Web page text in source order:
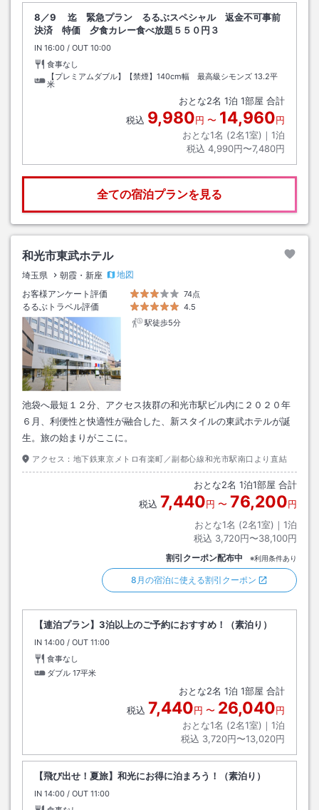
8／9 迄 緊急プラン るるぶスペシャル 返金不可事前
決済 特価 夕食カレー食べ放題５５０円３
IN チェックイン
16:00 / OUT チェックアウト
10:00
食事なし
【プレミアムダブル】【禁煙】140cm幅 最高級シモンズ 13.2平
米
おとな2名 1泊 1部屋 合計
税込 9,980円 〜 14,960円
おとな1名 (2名1室)｜ 1泊
税込 4,990円〜7,480円
全ての宿泊プランを見る
和光市東武ホテル
埼玉県 朝霞・新座
地図
お客様アンケート評価
74点
るるぶトラベル評価
4.5
駅徒歩5分
池袋へ最短１２分、アクセス抜群の和光市駅ビル内に２０２０年
６月、利便性と快適性が融合した、新スタイルの東武ホテルが誕
生。旅の始まりがここに。
アクセス： 地下鉄東京メトロ有楽町／副都心線和光市駅南口より直結
おとな2名 1泊1部屋 合計
税込 7,440円 〜 76,200円
おとな1名 (2名1室)｜ 1泊
税込 3,720円〜38,100円
割引クーポン配布中 ※利用条件あり
8月の宿泊に使える割引クーポン
【連泊プラン】3泊以上のご予約におすすめ！（素泊り）
IN チェックイン
14:00 / OUT チェックアウト
11:00
食事なし
ダブル 17平米
おとな2名 1泊 1部屋 合計
税込 7,440円 〜 26,040円
おとな1名 (2名1室)｜ 1泊
税込 3,720円〜13,020円
【飛び出せ！夏旅】和光にお得に泊まろう！（素泊り）
IN チェックイン
14:00 / OUT チェックアウト
11:00